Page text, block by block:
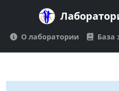
О лаборатории База